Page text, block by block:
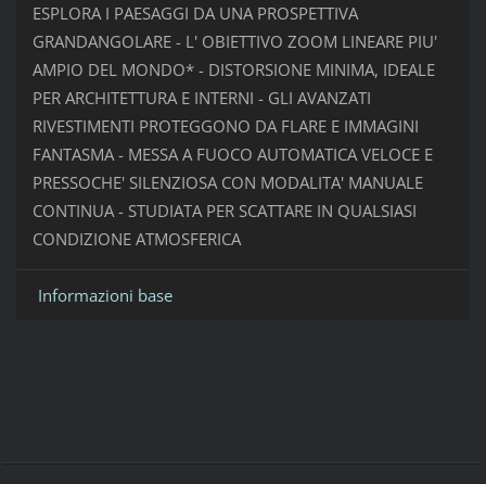
ESPLORA I PAESAGGI DA UNA PROSPETTIVA
GRANDANGOLARE - L' OBIETTIVO ZOOM LINEARE PIU'
AMPIO DEL MONDO* - DISTORSIONE MINIMA, IDEALE
PER ARCHITETTURA E INTERNI - GLI AVANZATI
RIVESTIMENTI PROTEGGONO DA FLARE E IMMAGINI
FANTASMA - MESSA A FUOCO AUTOMATICA VELOCE E
PRESSOCHE' SILENZIOSA CON MODALITA' MANUALE
CONTINUA - STUDIATA PER SCATTARE IN QUALSIASI
CONDIZIONE ATMOSFERICA
Informazioni base